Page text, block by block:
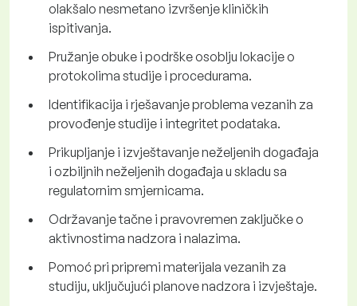
olakšalo nesmetano izvršenje kliničkih
ispitivanja.
Pružanje obuke i podrške osoblju lokacije o
protokolima studije i procedurama.
Identifikacija i rješavanje problema vezanih za
provođenje studije i integritet podataka.
Prikupljanje i izvještavanje neželjenih događaja
i ozbiljnih neželjenih događaja u skladu sa
regulatornim smjernicama.
Održavanje tačne i pravovremen zaključke o
aktivnostima nadzora i nalazima.
Pomoć pri pripremi materijala vezanih za
studiju, uključujući planove nadzora i izvještaje.